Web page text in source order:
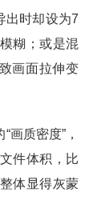
出时却设为7
糊；或是混
画面拉伸变
质密度”，
件体积，比
体显得灰蒙